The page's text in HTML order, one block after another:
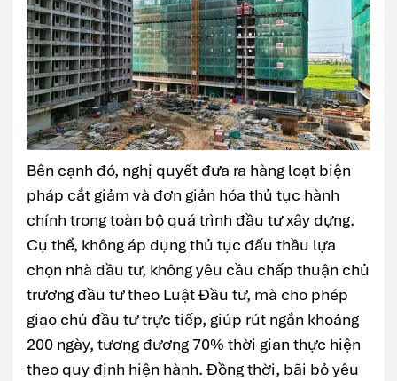
Bên cạnh đó, nghị quyết đưa ra hàng loạt biện
pháp cắt giảm và đơn giản hóa thủ tục hành
chính trong toàn bộ quá trình đầu tư xây dựng.
Cụ thể, không áp dụng thủ tục đấu thầu lựa
chọn nhà đầu tư, không yêu cầu chấp thuận chủ
trương đầu tư theo Luật Đầu tư, mà cho phép
giao chủ đầu tư trực tiếp, giúp rút ngắn khoảng
200 ngày, tương đương 70% thời gian thực hiện
theo quy định hiện hành. Đồng thời, bãi bỏ yêu